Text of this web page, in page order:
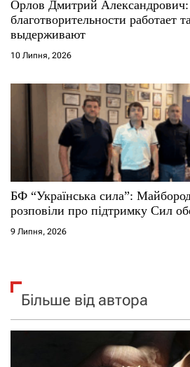
Орлов Дмитрий Александрович:
благотворительности работает
выдерживают
10 Липня, 2026
БФ “Українська сила”:
розповіли про підтримку Сил
9 Липня, 2026
Більше від автора